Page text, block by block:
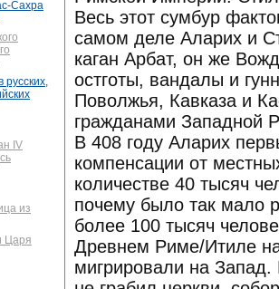
Сахра
IV
из
Царя
Весь этот сумбур
самом деле Аларих и
каган Арбат, он же
остготы, вандалы и
Поволжья, Кавказа и
гражданами Западной
В 408 году Аларих
компенсации от
количестве 40 тысяч
почему было так мало
более 100 тысяч
Древнем Риме/Итиле на
мигрировали на